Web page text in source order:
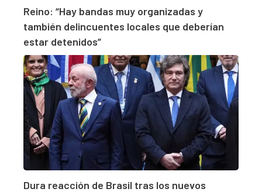
Reino: “Hay bandas muy organizadas y
también delincuentes locales que deberían
estar detenidos”
Dura reacción de Brasil tras los nuevos